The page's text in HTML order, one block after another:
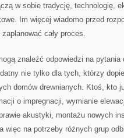
w sobie tradycję, technologię,
Im więcej wiadomo przed
cały proces.
znaleźć odpowiedzi na
nie tylko dla tych, którzy
domów drewnianych. Ktoś, kto
o impregnacji, wymianie
akustyki, montażu nowych
więc na potrzeby różnych grup